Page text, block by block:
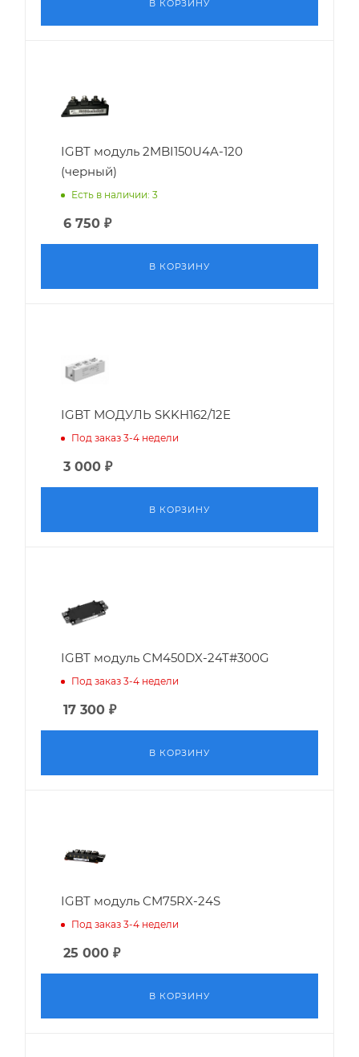
В КОРЗИНУ
IGBT модуль 2MBI150U4A-120
(черный)
Есть в наличии: 3
6 750 ₽
В КОРЗИНУ
IGBT МОДУЛЬ SKKH162/12E
Под заказ 3-4 недели
3 000 ₽
В КОРЗИНУ
IGBT модуль CM450DX-24T#300G
Под заказ 3-4 недели
17 300 ₽
В КОРЗИНУ
IGBT модуль CM75RX-24S
Под заказ 3-4 недели
25 000 ₽
В КОРЗИНУ